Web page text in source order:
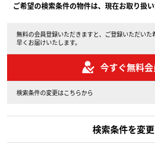
ご希望の検索条件の物件は、現在お取り扱い
無料の会員登録いただきますと、ご登録いただい
早くお届けいたします。
今すぐ無料
検索条件の変更はこちらから
検索条件を変